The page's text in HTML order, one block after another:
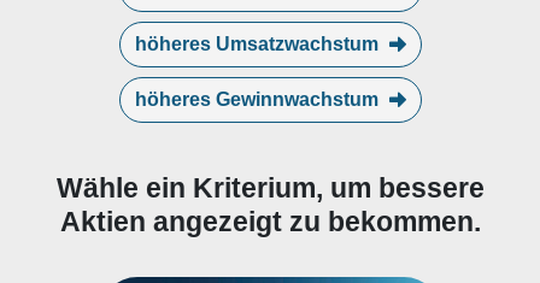
höheres Umsatzwachstum
höheres Gewinnwachstum
Wähle ein Kriterium, um bessere
Aktien angezeigt zu bekommen.